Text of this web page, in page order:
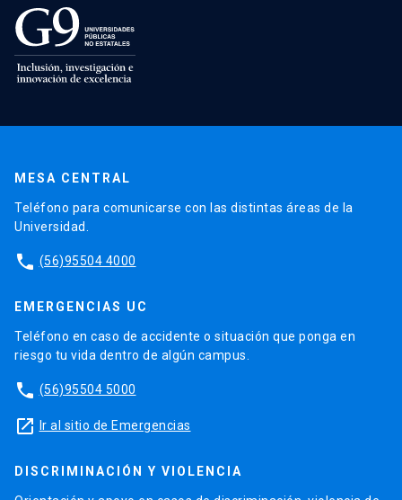
MESA CENTRAL
Teléfono para comunicarse con las distintas áreas de la
Universidad.
phone (56)95504 4000
EMERGENCIAS UC
Teléfono en caso de accidente o situación que ponga en
riesgo tu vida dentro de algún campus.
phone (56)95504 5000
launch Ir al sitio de Emergencias
DISCRIMINACIÓN Y VIOLENCIA